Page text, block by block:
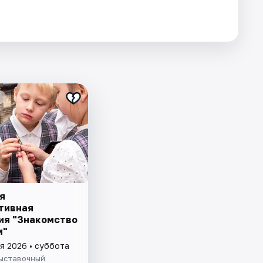
"Знакомство
2026 • суббота